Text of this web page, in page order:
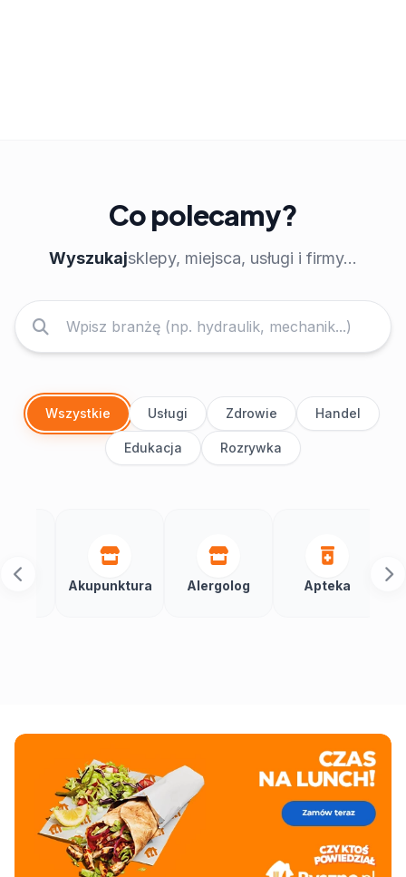
Co polecamy?
Wyszukajsklepy, miejsca, usługi i firmy...
Wszystkie Usługi Zdrowie Handel
Edukacja Rozrywka
Akupunktura Alergolog